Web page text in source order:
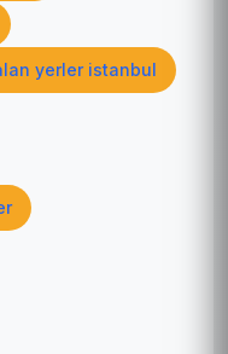
yerler istanbul